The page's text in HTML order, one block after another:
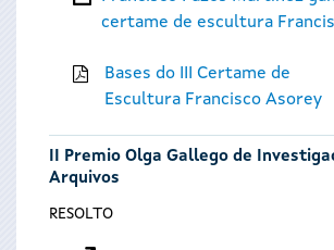
certame de escultura
Bases do III Certame de
Escultura Francisco Asorey
II Premio Olga Gallego de
Arquivos
RESOLTO